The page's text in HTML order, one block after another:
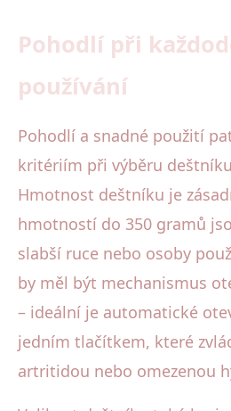
Pohodlí při
používání
Pohodlí a snadné použití
kritériím při výběru
Hmotnost deštníku je
hmotností do 350 gramů
slabší ruce nebo osoby
by měl být mechanismus
– ideální je automatické
jedním tlačítkem, které
artritidou nebo omezenou